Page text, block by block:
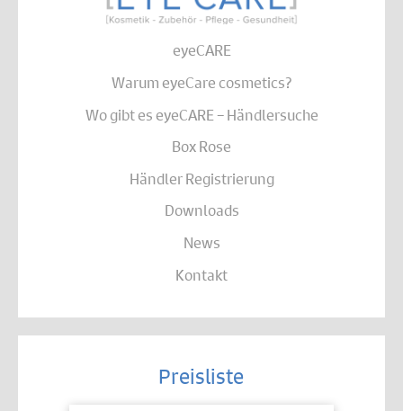
eyeCARE
Warum eyeCare cosmetics?
Wo gibt es eyeCARE – Händlersuche
Box Rose
Händler Registrierung
Downloads
News
Kontakt
Preisliste